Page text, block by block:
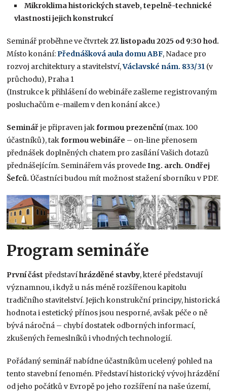
Mikroklima historických staveb, tepelně-technické
vlastnosti jejich konstrukcí
Seminář proběhne ve čtvrtek27. listopadu 2025 od 9:30 hod.
Místo konání: Přednášková aula domu ABF, Nadace pro
rozvoj architektury a stavitelství,Václavské nám. 833/31 (v
průchodu), Praha 1
(Instrukce k přihlášení do webináře zašleme registrovaným
posluchačům e-mailem v den konání akce.)
Seminářje připraven jakformou prezenční(max. 100
účastníků), takformou webináře – on-line přenosem
přednášek doplněných chatem pro zasílání Vašich dotazů
přednášejícím. Seminářem vás provedeIng. arch. Ondřej
Šefců. Účastníci budou mít možnost stažení sborníku v PDF.
Program semináře
Prvníčást představíhrázděné stavby, které představují
významnou, i když u nás méně rozšířenou kapitolu
tradičního stavitelství. Jejich konstrukční principy, historická
hodnota i estetický přínos jsou nesporné, avšak péče o ně
bývá náročná – chybí dostatek odborných informací,
zkušených řemeslníků i vhodných technologií.
Pořádaný seminář nabídne účastníkům ucelený pohled na
tento stavební fenomén. Představí historický vývoj hrázdění
od jeho počátků v Evropě po jeho rozšíření na naše území,